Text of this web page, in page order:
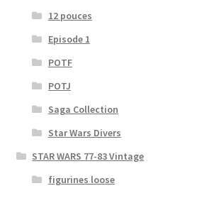
12 pouces
Episode 1
POTF
POTJ
Saga Collection
Star Wars Divers
STAR WARS 77-83 Vintage
figurines loose